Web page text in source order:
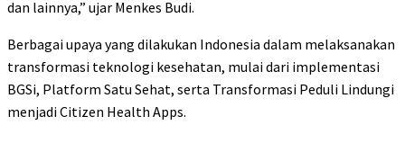
dan lainnya,” ujar Menkes Budi.
Berbagai upaya yang dilakukan Indonesia dalam melaksanakan
transformasi teknologi kesehatan, mulai dari implementasi
BGSi, Platform Satu Sehat, serta Transformasi Peduli Lindungi
menjadi Citizen Health Apps.